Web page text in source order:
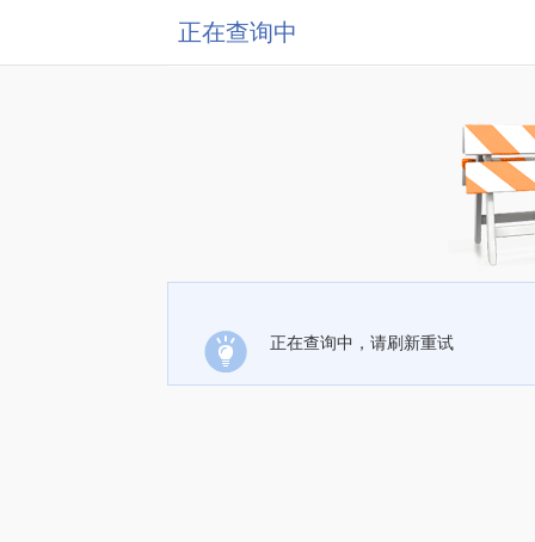
正在查询中
正在查询中，请刷新重试